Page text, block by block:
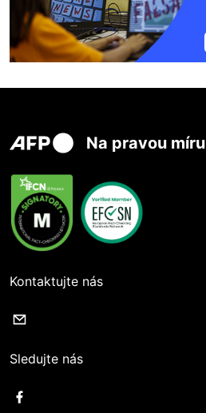
Na pravou míru
Kontaktujte nás
Sledujte nás